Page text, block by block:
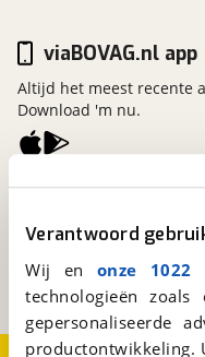
Verantwoord
Wij en onze 1022
technologieën
gepersonaliseerde
productontwikkeling.
Kosterijland
3981 AJ Bunnik
Een initiatief van
BOVAG
viaBOVAG.nl app
Altijd het meest recente
Download 'm nu.